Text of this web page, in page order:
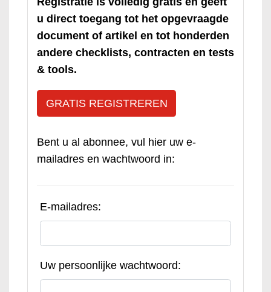
u direct toegang tot het opgevraagde
document of artikel en tot honderden
andere checklists, contracten en tests
& tools.
GRATIS REGISTREREN
Bent u al abonnee, vul hier uw e-
mailadres en wachtwoord in:
E-mailadres:
Uw persoonlijke wachtwoord: